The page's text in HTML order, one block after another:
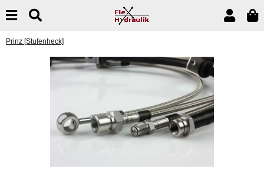
Prinz [Stufenheck]